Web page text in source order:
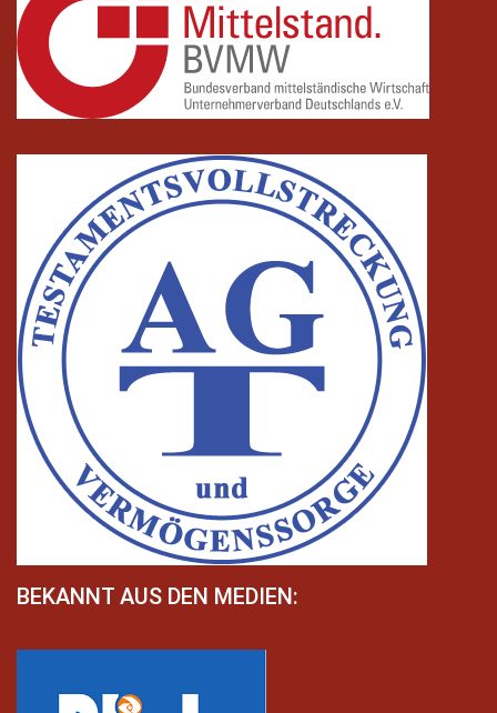
BEKANNT AUS DEN MEDIEN: